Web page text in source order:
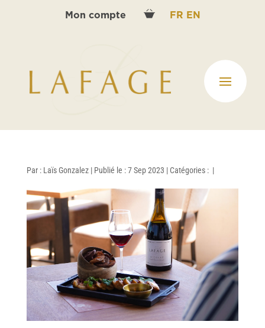
Mon compte FR EN
Par : Laïs Gonzalez | Publié le : 7 Sep 2023 | Catégories : |